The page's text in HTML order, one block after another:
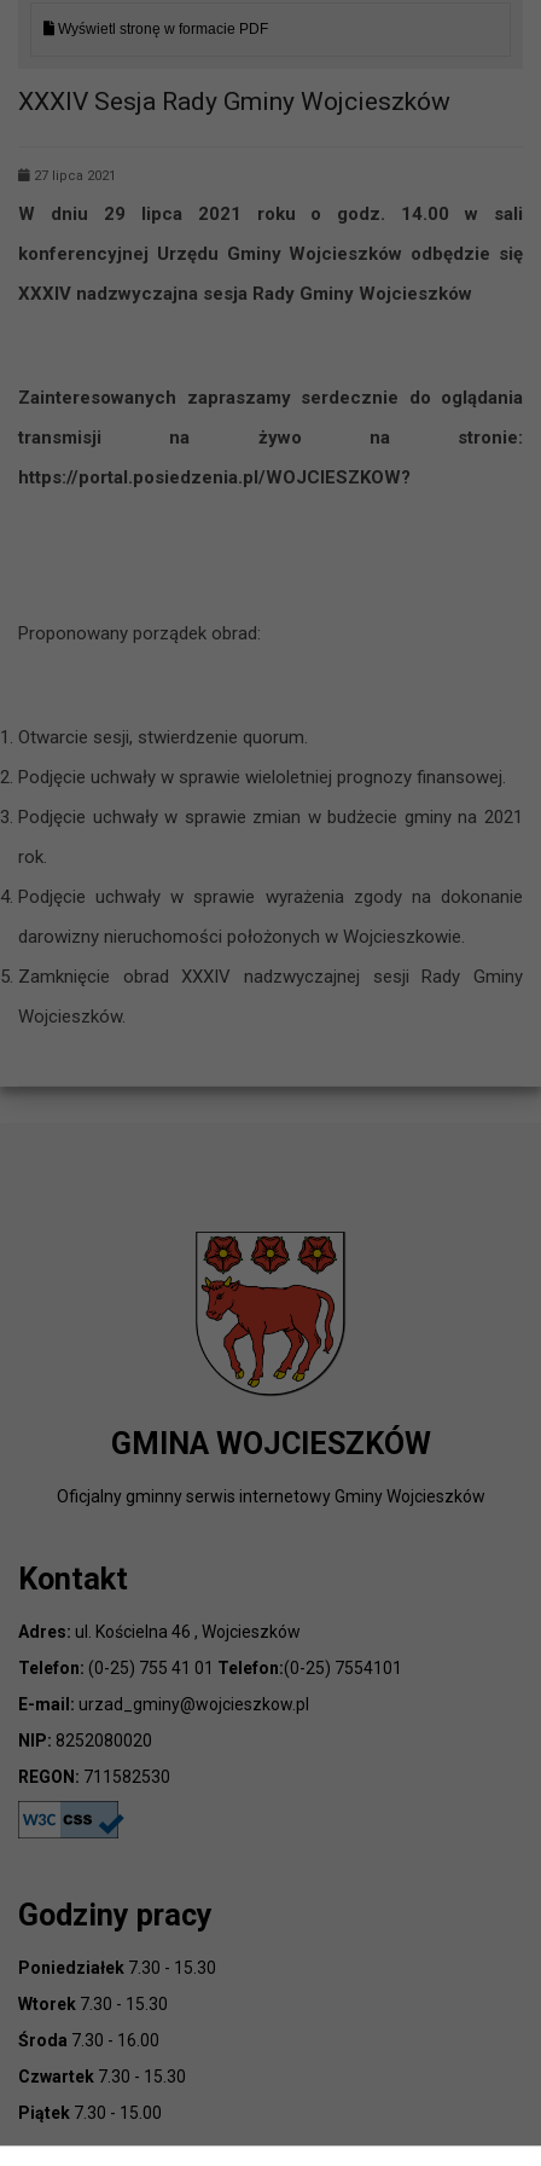
Wyświetl stronę w formacie PDF
XXXIV Sesja Rady Gminy Wojcieszków
27 lipca 2021
W dniu 29 lipca 2021 roku o godz. 14.00 w sali
konferencyjnej Urzędu Gminy Wojcieszków odbędzie się
XXXIV nadzwyczajna sesja Rady Gminy Wojcieszków
Zainteresowanych zapraszamy serdecznie do oglądania
transmisji na żywo na stronie:
https://portal.posiedzenia.pl/WOJCIESZKOW?
Proponowany porządek obrad:
Otwarcie sesji, stwierdzenie quorum.
Podjęcie uchwały w sprawie wieloletniej prognozy finansowej.
Podjęcie uchwały w sprawie zmian w budżecie gminy na 2021
rok.
Podjęcie uchwały w sprawie wyrażenia zgody na dokonanie
darowizny nieruchomości położonych w Wojcieszkowie.
Zamknięcie obrad XXXIV nadzwyczajnej sesji Rady Gminy
Wojcieszków.
GMINA WOJCIESZKÓW
Oficjalny gminny serwis internetowy Gminy Wojcieszków
Kontakt
Adres: ul. Kościelna 46 , Wojcieszków
Telefon: (0-25) 755 41 01 Telefon:(0-25) 7554101
E-mail: urzad_gminy@wojcieszkow.pl
NIP: 8252080020
REGON: 711582530
Godziny pracy
Poniedziałek 7.30 - 15.30
Wtorek 7.30 - 15.30
Środa 7.30 - 16.00
Czwartek 7.30 - 15.30
Piątek 7.30 - 15.00